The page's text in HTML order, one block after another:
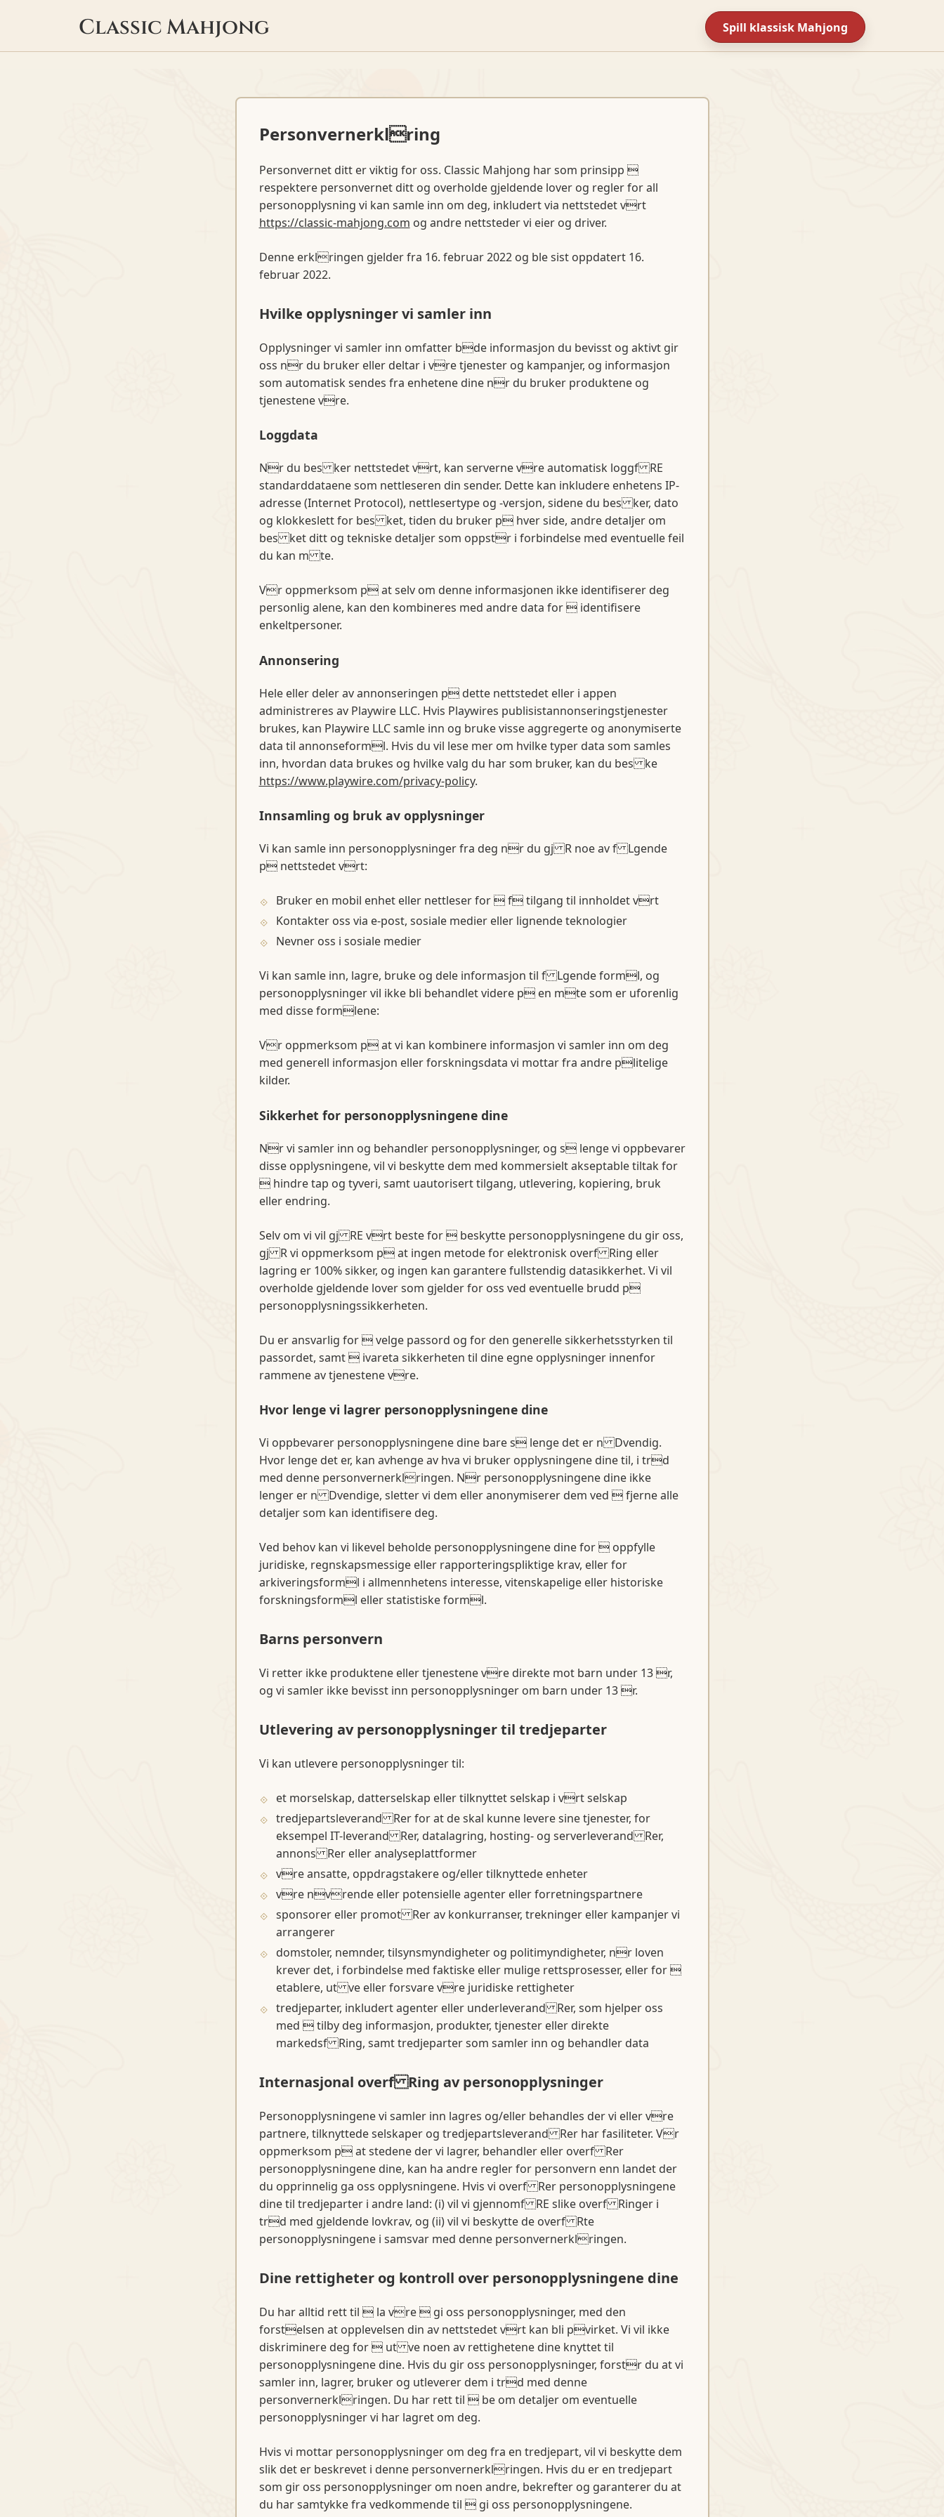
Classic Mahjong Spill klassisk Mahjong
Personvernerklring
Personvernet ditt er viktig for oss. Classic Mahjong har som prinsipp 
respektere personvernet ditt og overholde gjeldende lover og regler for all
personopplysning vi kan samle inn om deg, inkludert via nettstedet vrt
https://classic-mahjong.com og andre nettsteder vi eier og driver.
Denne erklringen gjelder fra 16. februar 2022 og ble sist oppdatert 16.
februar 2022.
Hvilke opplysninger vi samler inn
Opplysninger vi samler inn omfatter bde informasjon du bevisst og aktivt gir
oss nr du bruker eller deltar i vre tjenester og kampanjer, og informasjon
som automatisk sendes fra enhetene dine nr du bruker produktene og
tjenestene vre.
Loggdata
Nr du bes ker nettstedet vrt, kan serverne vre automatisk loggf RE
standarddataene som nettleseren din sender. Dette kan inkludere enhetens IP-
adresse (Internet Protocol), nettlesertype og -versjon, sidene du bes ker, dato
og klokkeslett for bes ket, tiden du bruker p hver side, andre detaljer om
bes ket ditt og tekniske detaljer som oppstr i forbindelse med eventuelle feil
du kan m te.
Vr oppmerksom p at selv om denne informasjonen ikke identifiserer deg
personlig alene, kan den kombineres med andre data for  identifisere
enkeltpersoner.
Annonsering
Hele eller deler av annonseringen p dette nettstedet eller i appen
administreres av Playwire LLC. Hvis Playwires publisistannonseringstjenester
brukes, kan Playwire LLC samle inn og bruke visse aggregerte og anonymiserte
data til annonseforml. Hvis du vil lese mer om hvilke typer data som samles
inn, hvordan data brukes og hvilke valg du har som bruker, kan du bes ke
https://www.playwire.com/privacy-policy.
Innsamling og bruk av opplysninger
Vi kan samle inn personopplysninger fra deg nr du gj R noe av f Lgende
p nettstedet vrt:
Bruker en mobil enhet eller nettleser for  f tilgang til innholdet vrt
Kontakter oss via e-post, sosiale medier eller lignende teknologier
Nevner oss i sosiale medier
Vi kan samle inn, lagre, bruke og dele informasjon til f Lgende forml, og
personopplysninger vil ikke bli behandlet videre p en mte som er uforenlig
med disse formlene:
Vr oppmerksom p at vi kan kombinere informasjon vi samler inn om deg
med generell informasjon eller forskningsdata vi mottar fra andre plitelige
kilder.
Sikkerhet for personopplysningene dine
Nr vi samler inn og behandler personopplysninger, og s lenge vi oppbevarer
disse opplysningene, vil vi beskytte dem med kommersielt akseptable tiltak for
 hindre tap og tyveri, samt uautorisert tilgang, utlevering, kopiering, bruk
eller endring.
Selv om vi vil gj RE vrt beste for  beskytte personopplysningene du gir oss,
gj R vi oppmerksom p at ingen metode for elektronisk overf Ring eller
lagring er 100% sikker, og ingen kan garantere fullstendig datasikkerhet. Vi vil
overholde gjeldende lover som gjelder for oss ved eventuelle brudd p
personopplysningssikkerheten.
Du er ansvarlig for  velge passord og for den generelle sikkerhetsstyrken til
passordet, samt  ivareta sikkerheten til dine egne opplysninger innenfor
rammene av tjenestene vre.
Hvor lenge vi lagrer personopplysningene dine
Vi oppbevarer personopplysningene dine bare s lenge det er n Dvendig.
Hvor lenge det er, kan avhenge av hva vi bruker opplysningene dine til, i trd
med denne personvernerklringen. Nr personopplysningene dine ikke
lenger er n Dvendige, sletter vi dem eller anonymiserer dem ved  fjerne alle
detaljer som kan identifisere deg.
Ved behov kan vi likevel beholde personopplysningene dine for  oppfylle
juridiske, regnskapsmessige eller rapporteringspliktige krav, eller for
arkiveringsforml i allmennhetens interesse, vitenskapelige eller historiske
forskningsforml eller statistiske forml.
Barns personvern
Vi retter ikke produktene eller tjenestene vre direkte mot barn under 13 r,
og vi samler ikke bevisst inn personopplysninger om barn under 13 r.
Utlevering av personopplysninger til tredjeparter
Vi kan utlevere personopplysninger til:
et morselskap, datterselskap eller tilknyttet selskap i vrt selskap
tredjepartsleverand Rer for at de skal kunne levere sine tjenester, for
eksempel IT-leverand Rer, datalagring, hosting- og serverleverand Rer,
annons Rer eller analyseplattformer
vre ansatte, oppdragstakere og/eller tilknyttede enheter
vre nvrende eller potensielle agenter eller forretningspartnere
sponsorer eller promot Rer av konkurranser, trekninger eller kampanjer vi
arrangerer
domstoler, nemnder, tilsynsmyndigheter og politimyndigheter, nr loven
krever det, i forbindelse med faktiske eller mulige rettsprosesser, eller for 
etablere, ut ve eller forsvare vre juridiske rettigheter
tredjeparter, inkludert agenter eller underleverand Rer, som hjelper oss
med  tilby deg informasjon, produkter, tjenester eller direkte
markedsf Ring, samt tredjeparter som samler inn og behandler data
Internasjonal overf Ring av personopplysninger
Personopplysningene vi samler inn lagres og/eller behandles der vi eller vre
partnere, tilknyttede selskaper og tredjepartsleverand Rer har fasiliteter. Vr
oppmerksom p at stedene der vi lagrer, behandler eller overf Rer
personopplysningene dine, kan ha andre regler for personvern enn landet der
du opprinnelig ga oss opplysningene. Hvis vi overf Rer personopplysningene
dine til tredjeparter i andre land: (i) vil vi gjennomf RE slike overf Ringer i
trd med gjeldende lovkrav, og (ii) vil vi beskytte de overf Rte
personopplysningene i samsvar med denne personvernerklringen.
Dine rettigheter og kontroll over personopplysningene dine
Du har alltid rett til  la vre  gi oss personopplysninger, med den
forstelsen at opplevelsen din av nettstedet vrt kan bli pvirket. Vi vil ikke
diskriminere deg for  ut ve noen av rettighetene dine knyttet til
personopplysningene dine. Hvis du gir oss personopplysninger, forstr du at vi
samler inn, lagrer, bruker og utleverer dem i trd med denne
personvernerklringen. Du har rett til  be om detaljer om eventuelle
personopplysninger vi har lagret om deg.
Hvis vi mottar personopplysninger om deg fra en tredjepart, vil vi beskytte dem
slik det er beskrevet i denne personvernerklringen. Hvis du er en tredjepart
som gir oss personopplysninger om noen andre, bekrefter og garanterer du at
du har samtykke fra vedkommende til  gi oss personopplysningene.